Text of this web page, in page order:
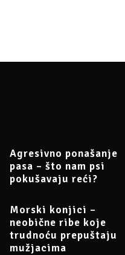
Agresivno ponašanje
pasa – što nam psi
pokušavaju reći?
Morski konjici –
neobične ribe koje
trudnoću prepuštaju
mužjacima